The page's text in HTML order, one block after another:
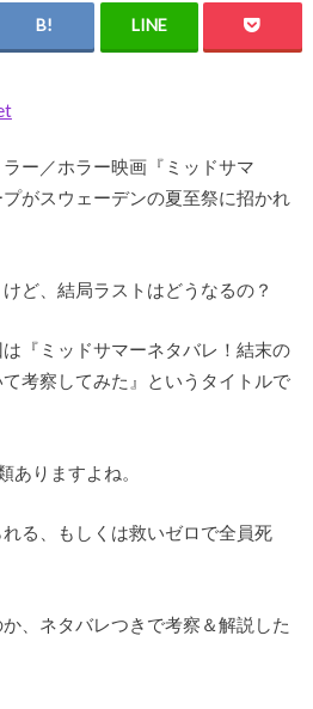
ー／ホラー映画『ミッドサマ
がスウェーデンの夏至祭に招かれ
ど、結局ラストはどうなるの？
『ミッドサマーネタバレ！結末の
考察してみた』というタイトルで
ありますよね。
る、もしくは救いゼロで全員死
、ネタバレつきで考察＆解説した